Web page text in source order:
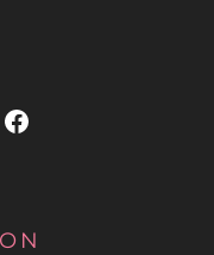
Facebook